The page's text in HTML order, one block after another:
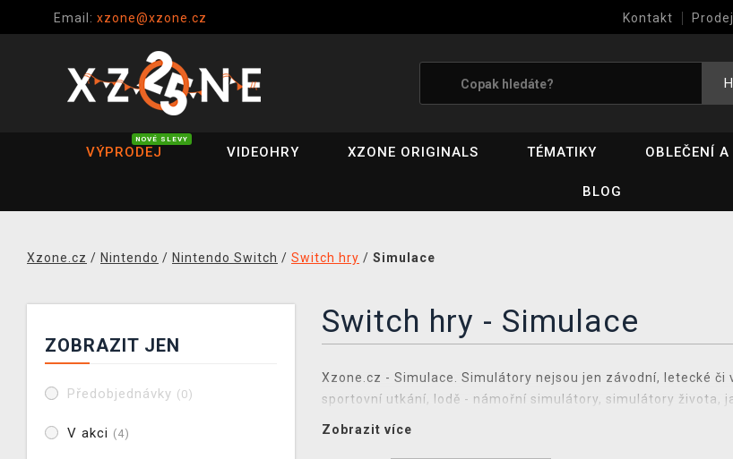
Email: xzone@xzone.cz Kontakt
VÝPRODEJ
NOVÉ SLEVY
VIDEOHRY XZONE ORIGINALS TÉMATIKY OBLEČENÍ
BLOG
Xzone.cz / Nintendo / Nintendo Switch / Switch hry / Simulace
ZOBRAZIT JEN
Předobjednávky (0)
V akci (4)
Switch hry - Simulace
Xzone.cz - Simulace. Simulátory nejsou jen závodní, letecké
sportovní utkání, lodě - námořní simulátory, simulátory života,
Zobrazit více